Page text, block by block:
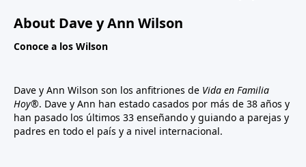
About Dave y Ann Wilson
Conoce a los Wilson
Dave y Ann Wilson son los anfitriones de Vida en Familia
Hoy®. Dave y Ann han estado casados por más de 38 años y
han pasado los últimos 33 enseñando y guiando a parejas y
padres en todo el país y a nivel internacional.